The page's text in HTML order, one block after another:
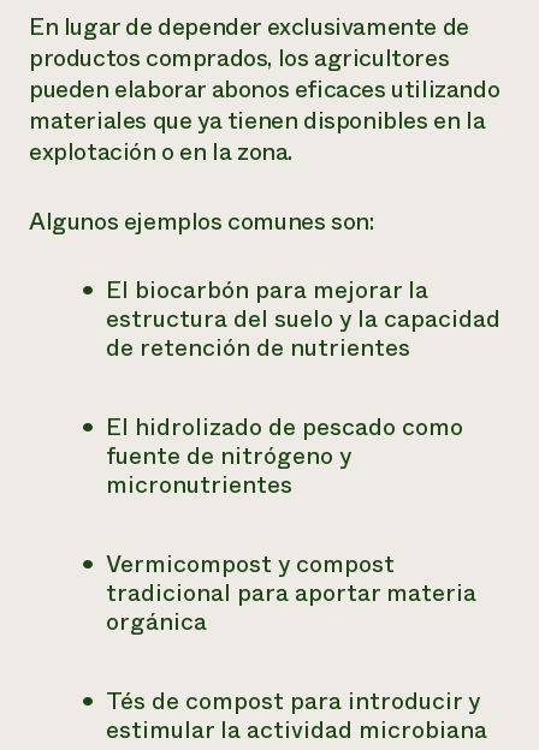
En lugar de depender exclusivamente de
productos comprados, los agricultores
pueden elaborar abonos eficaces utilizando
materiales que ya tienen disponibles en la
explotación o en la zona.
Algunos ejemplos comunes son:
El biocarbón para mejorar la
estructura del suelo y la capacidad
de retención de nutrientes
El hidrolizado de pescado como
fuente de nitrógeno y
micronutrientes
Vermicompost y compost
tradicional para aportar materia
orgánica
Tés de compost para introducir y
estimular la actividad microbiana